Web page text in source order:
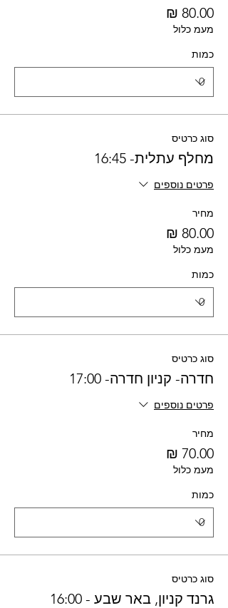
מעמ כלול
כמות
סוג כרטיס
מחלף עתלית- 16:45
פרטים נוספים
מחיר
מעמ כלול
כמות
סוג כרטיס
חדרה- קניון חדרה- 17:00
פרטים נוספים
מחיר
מעמ כלול
כמות
סוג כרטיס
גרנד קניון, באר שבע - 16:00